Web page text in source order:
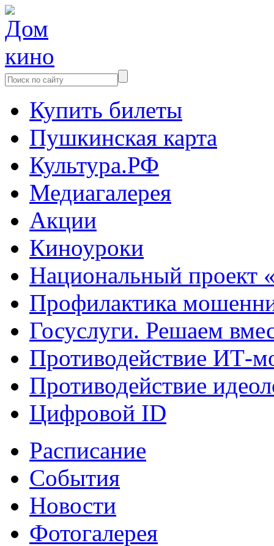
Купить билеты
Пушкинская карта
Культура.РФ
Медиагалерея
Акции
Киноуроки
Национальный проект
Профилактика
Госуслуги. Решаем
Противодействие ИТ-
Противодействие
Цифровой ID
Расписание
События
Новости
Фотогалерея